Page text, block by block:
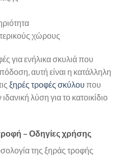
χώρους
για ενήλικα σκυλιά που
αυτή είναι η κατάλληλη
ξηρές τροφές σκύλου που
λύση για το κατοικίδιο
– Οδηγίες χρήσης
της ξηράς τροφής